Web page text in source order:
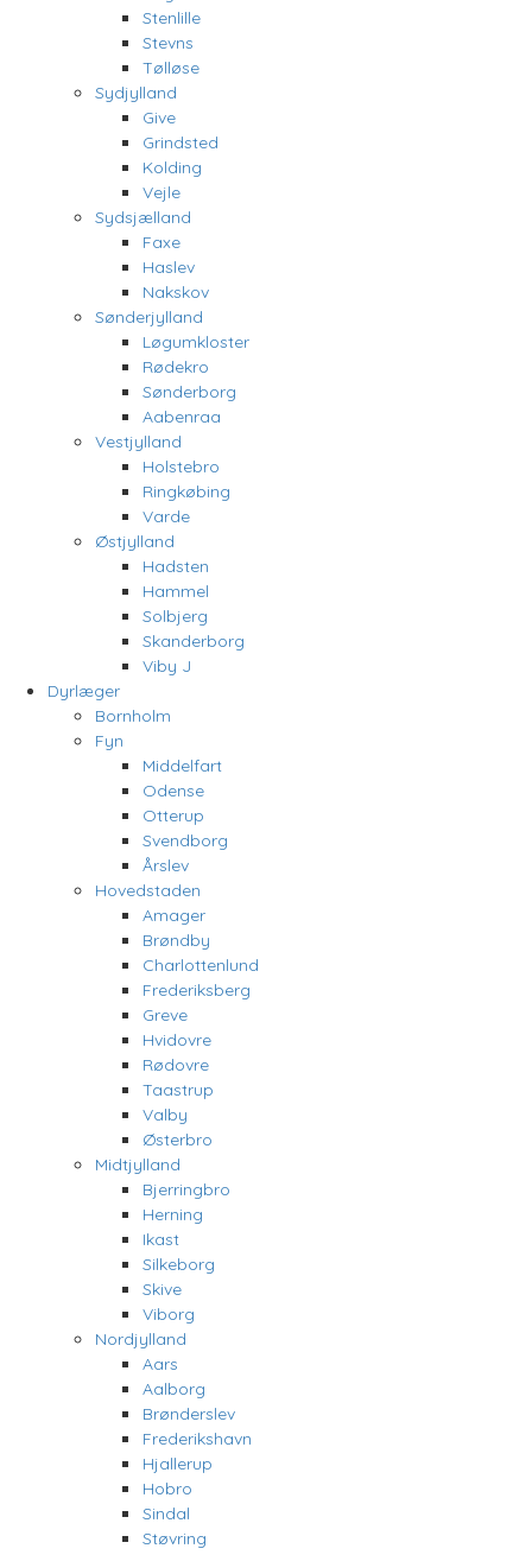
Stenlille
Stevns
Tølløse
Sydjylland
Give
Grindsted
Kolding
Vejle
Sydsjælland
Faxe
Haslev
Nakskov
Sønderjylland
Løgumkloster
Rødekro
Sønderborg
Aabenraa
Vestjylland
Holstebro
Ringkøbing
Varde
Østjylland
Hadsten
Hammel
Solbjerg
Skanderborg
Viby J
Dyrlæger
Bornholm
Fyn
Middelfart
Odense
Otterup
Svendborg
Årslev
Hovedstaden
Amager
Brøndby
Charlottenlund
Frederiksberg
Greve
Hvidovre
Rødovre
Taastrup
Valby
Østerbro
Midtjylland
Bjerringbro
Herning
Ikast
Silkeborg
Skive
Viborg
Nordjylland
Aars
Aalborg
Brønderslev
Frederikshavn
Hjallerup
Hobro
Sindal
Støvring